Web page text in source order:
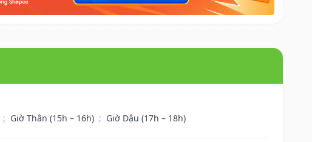
; Giờ Thân (15h – 16h) ; Giờ Dậu (17h – 18h)